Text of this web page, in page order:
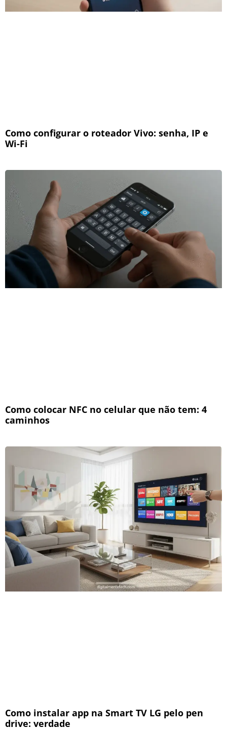
Como configurar o roteador Vivo: senha, IP e
Wi-Fi
Como colocar NFC no celular que não tem: 4
caminhos
Como instalar app na Smart TV LG pelo pen
drive: verdade